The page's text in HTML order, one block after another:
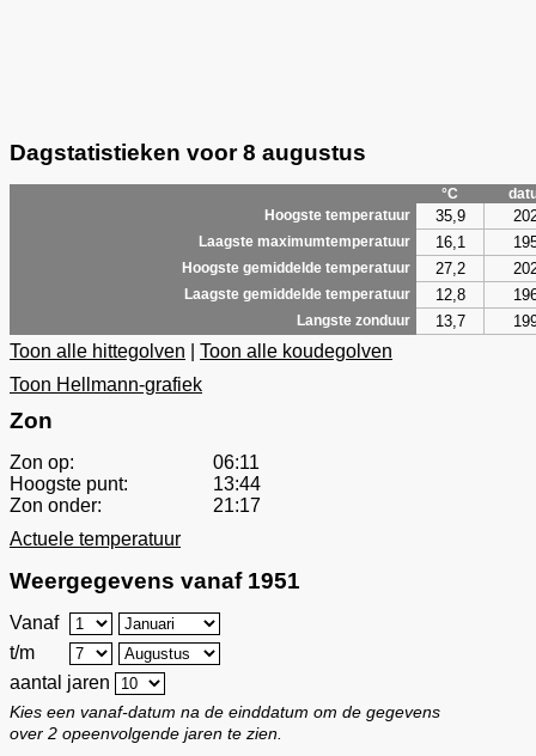
Dagstatistieken voor 8 augustus
°C
Hoogste temperatuur
35,9
Laagste maximumtemperatuur 16,1
Hoogste gemiddelde temperatuur 27,2
Laagste gemiddelde temperatuur 12,8
Langste zonduur 13,7
Toon alle hittegolven
Toon alle koudegolven
Toon Hellmann-grafiek
Zon
Zon op:
06:11
Hoogste punt:
13:44
Zon onder:
21:17
Actuele temperatuur
Weergegevens vanaf 1951
Vanaf
t/m
aantal jaren
Kies een vanaf-datum na de einddatum om de gegevens
over 2 opeenvolgende jaren te zien.